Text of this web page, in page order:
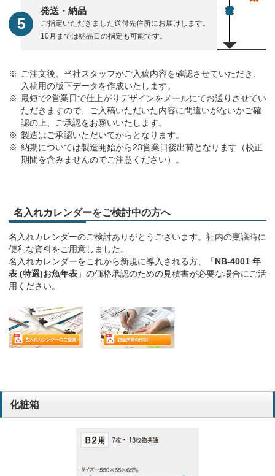
発送・納品
ご指定いただきました送付先住所にお届けします。
10月までは納品日の指定も可能です。
ご注文後、当社スタッフがご入稿内容を確認させていただき、
入稿用の版下データを作成いたします。
最短で2営業日で仕上がりデザインをメールにてお送りさせてい
ただきますので、ご入稿いただいた内容に間違いがないかご確
認の上、ご承認をお願いいたします。
製造はご承認いただいてからとなります。
納期については製造開始から23営業日後出荷となります（校正
期間を含みませんのでご注意ください）。
名入れカレンダーをご検討中の方へ
名入れカレンダーのご検討ありがとうございます。社内の稟議時に
便利な資料をご用意しました。
名入れカレンダーをこれから新規に導入される方、「NB-4001 年
表 (特選)お魚年表 」の価格承認のための見積書が必要な場合にご活
用ください。
化粧箱